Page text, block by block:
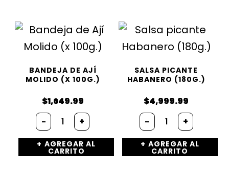
«PURA
FRUTTA»
(1Lts.)
BANDEJA DE AJÍ
MOLIDO (X 100G.)
$1,649.99
- Bandeja
de
Ají
Molido
(x
+
AGREGAR AL
CARRITO
SALSA PICANTE
HABANERO (180G.)
$4,999.99
- Salsa
picante
Habanero
(180g.)
cantidad
+
AGREGAR AL
CARRITO